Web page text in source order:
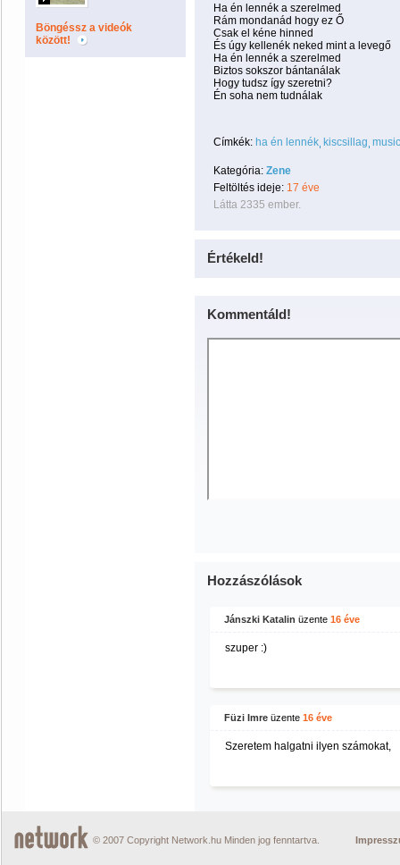
Böngéssz a videók
között!
Ha én lennék a szerelmed
Rám mondanád hogy ez Ő
Csak el kéne hinned
És úgy kellenék neked mint a levegő
Ha én lennék a szerelmed
Biztos sokszor bántanálak
Hogy tudsz így szeretni?
Én soha nem tudnálak
Címkék: ha én lennék kiscsillag music
Kategória: Zene
Feltöltés ideje: 17 éve
Látta 2335 ember.
Értékeld!
Kommentáld!
Hozzászólások
Jánszki Katalin üzente 16 éve
szuper :)
Füzi Imre üzente 16 éve
Szeretem halgatni ilyen számokat,
© 2007 Copyright Network.hu Minden jog fenntartva.